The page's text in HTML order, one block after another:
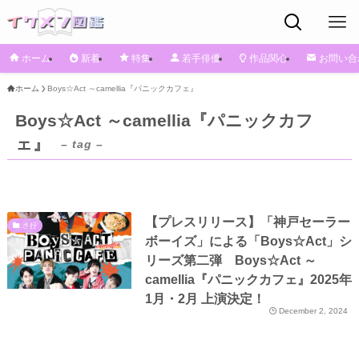
ホーム 新着 特集 若手俳優 作品関心 お問い
ホーム Boys☆Act ～camellia『パニックカフェ』
Boys☆Act ～camellia『パニックカフ
ェ』
– tag –
さ行
【プレスリリース】「神戸セーラー
ボーイズ」による「Boys☆Act」シ
リーズ第二弾 Boys☆Act ～
camellia『パニックカフェ』2025年
1月・2月 上演決定！
December 2, 2024